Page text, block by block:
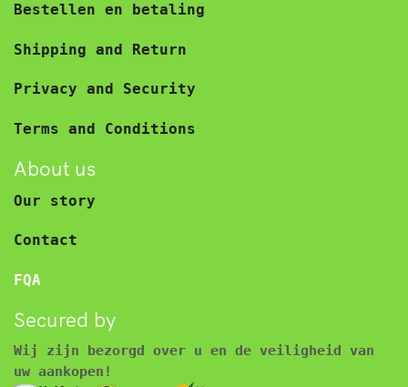
Bestellen en betaling
Shipping and Return
Privacy and Security
Terms and Conditions
About us
Our story
Contact
FQA
Secured by
Wij zijn bezorgd over u en de veiligheid van
uw aankopen!